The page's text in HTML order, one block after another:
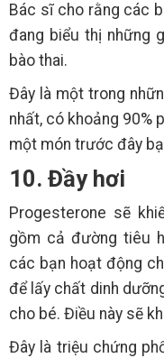
Bác sĩ cho rằng các
đang biểu thị những
bào thai.
Đây là một trong
nhất, có khoảng 90%
một món trước đây
10. Đầy hơi
Progesterone sẽ
gồm cả đường tiêu
các bạn hoạt động
để lấy chất dinh
cho bé. Điều này sẽ
Đây là triệu chứng